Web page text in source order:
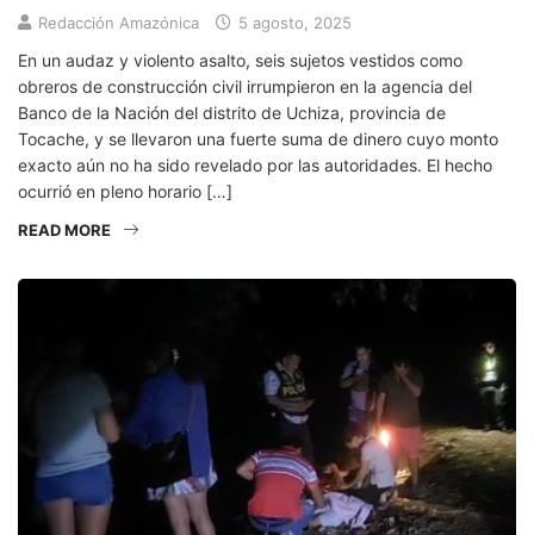
Redacción Amazónica 5 agosto, 2025
En un audaz y violento asalto, seis sujetos vestidos como
obreros de construcción civil irrumpieron en la agencia del
Banco de la Nación del distrito de Uchiza, provincia de
Tocache, y se llevaron una fuerte suma de dinero cuyo monto
exacto aún no ha sido revelado por las autoridades. El hecho
ocurrió en pleno horario […]
READ MORE